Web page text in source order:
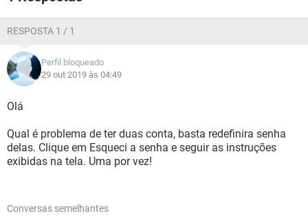
RESPOSTA 1 / 1
Perfil bloqueado
29 out 2019 às 04:49
Olá
Qual é problema de ter duas conta, basta redefinira senha
delas. Clique em Esqueci a senha e seguir as instruções
exibidas na tela. Uma por vez!
Conversas semelhantes